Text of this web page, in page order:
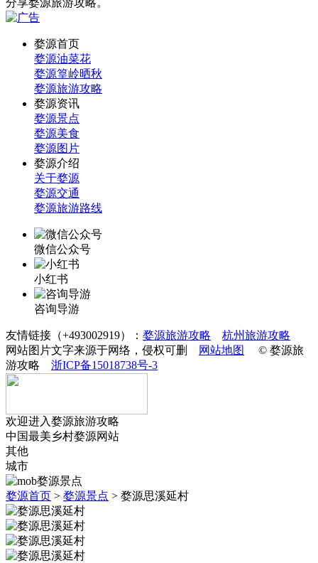
分享婺源旅游攻略。
婺源首页
婺源油菜花
婺源篁岭晒秋
婺源旅游攻略
婺源资讯
婺源景点
婺源美食
婺源图片
婺源介绍
关于婺源
婺源交通
婺源旅游路线
微信公众号
小红书
咨询导游
友情链接（+493002919）： 婺源旅游攻略
杭州旅游攻略
网站图片文字来源于网络，侵权可删
网站地图
© 婺源旅
游攻略 浙ICP备15018738号-3
欢迎进入婺源旅游攻略
中国最美乡村婺源网站
其他
城市
婺源首页 > 婺源景点 > 婺源思溪延村